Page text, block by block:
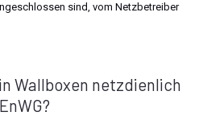
sind, vom Netzbetreiber
Wallboxen netzdienlich